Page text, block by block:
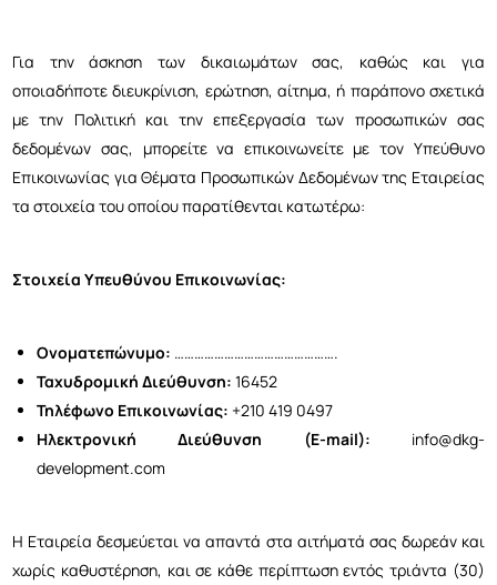
Για την άσκηση των δικαιωμάτων σας, καθώς και για
οποιαδήποτε διευκρίνιση, ερώτηση, αίτημα, ή παράπονο σχετικά
με την Πολιτική και την επεξεργασία των προσωπικών σας
δεδομένων σας, μπορείτε να επικοινωνείτε με τον Υπεύθυνο
Επικοινωνίας για Θέματα Προσωπικών Δεδομένων της Εταιρείας
τα στοιχεία του οποίου παρατίθενται κατωτέρω:
Στοιχεία Υπευθύνου Επικοινωνίας:
Ονοματεπώνυμο: ………………………………………….
Ταχυδρομική Διεύθυνση: 16452
Τηλέφωνο Επικοινωνίας: +210 419 0497
Ηλεκτρονική Διεύθυνση (E-mail): info@dkg-
development.com
Η Εταιρεία δεσμεύεται να απαντά στα αιτήματά σας δωρεάν και
χωρίς καθυστέρηση, και σε κάθε περίπτωση εντός τριάντα (30)